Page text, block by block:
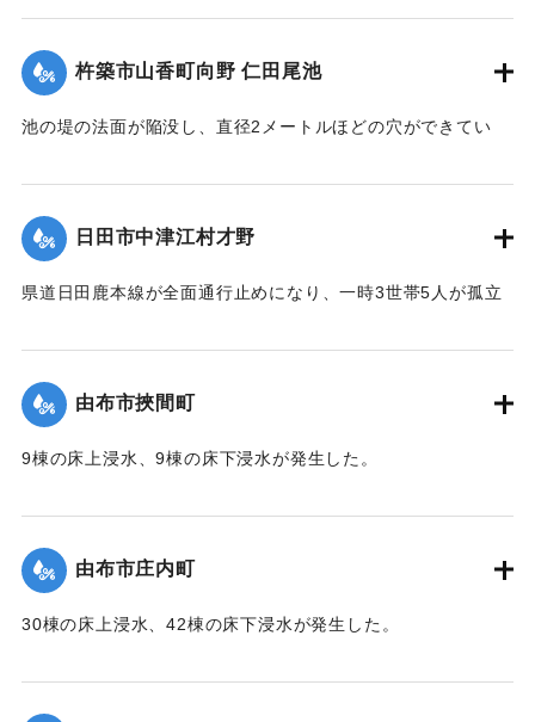
2020/7/6｜固有コード: 01215058
杵築市山香町向野 仁田尾池
池の堤の法面が陥没し、直径2メートルほどの穴ができてい
決壊の恐れがあるとして11日午後4時20分、平山区の7世帯20
人に避難勧告を出した。
【出典：NHKニュース】
日田市中津江村才野
県道日田鹿本線が全面通行止めになり、一時3世帯5人が孤立
（第 22 報）】
2020/7/6｜固有コード: 01215060
由布市挾間町
9棟の床上浸水、9棟の床下浸水が発生した。
｜固有コード:
由布市庄内町
30棟の床上浸水、42棟の床下浸水が発生した。